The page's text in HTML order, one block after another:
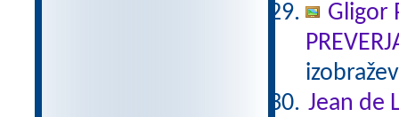
Gligor
Jean de